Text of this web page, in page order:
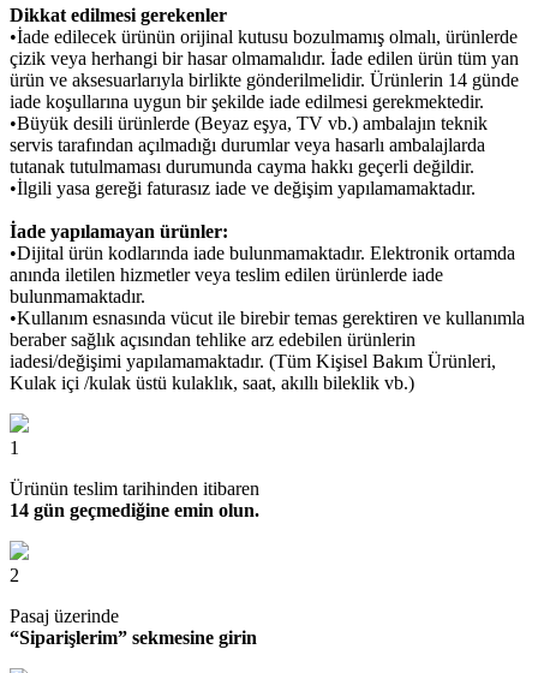
Dikkat edilmesi gerekenler
•İade edilecek ürünün orijinal kutusu bozulmamış olmalı, ürünlerde
çizik veya herhangi bir hasar olmamalıdır. İade edilen ürün tüm yan
ürün ve aksesuarlarıyla birlikte gönderilmelidir. Ürünlerin 14 günde
iade koşullarına uygun bir şekilde iade edilmesi gerekmektedir.
•Büyük desili ürünlerde (Beyaz eşya, TV vb.) ambalajın teknik
servis tarafından açılmadığı durumlar veya hasarlı ambalajlarda
tutanak tutulmaması durumunda cayma hakkı geçerli değildir.
•İlgili yasa gereği faturasız iade ve değişim yapılamamaktadır.
İade yapılamayan ürünler:
•Dijital ürün kodlarında iade bulunmamaktadır. Elektronik ortamda
anında iletilen hizmetler veya teslim edilen ürünlerde iade
bulunmamaktadır.
•Kullanım esnasında vücut ile birebir temas gerektiren ve kullanımla
beraber sağlık açısından tehlike arz edebilen ürünlerin
iadesi/değişimi yapılamamaktadır. (Tüm Kişisel Bakım Ürünleri,
Kulak içi /kulak üstü kulaklık, saat, akıllı bileklik vb.)
1
Ürünün teslim tarihinden itibaren
14 gün geçmediğine emin olun.
2
Pasaj üzerinde
“Siparişlerim” sekmesine girin